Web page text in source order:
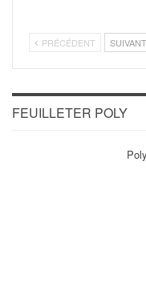
PRÉCÉDENT SUIVANT
FEUILLETER POLY